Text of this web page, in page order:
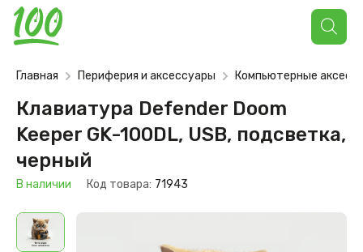
Поиск
товаров
Главная Периферия и аксессуары Компьютерные
Клавиатура Defender Doom
Keeper GK-100DL, USB, подсветка,
черный
В наличии Код товара: 71943